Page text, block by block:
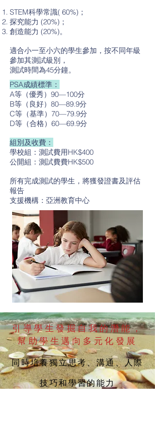
STEM科學常識( 60%)；
探究能力 (20%)；
創造能力 (20%)。
適合小一至小六的學生參加，按不同年級
參加其測試級別，
測試時間為45分鐘。
PSA成績標準：
A等（優秀）90—100分
B等（良好）80—89.9分
C等（基準）70—79.9分
D等（合格）60—69.9分
組別及收費：
學校組：測試費用HK$400
公開組：測試費費HK$500
所有完成測試的學生，將獲發證書及評估
報告
支援機構：亞洲教育中心
引導學生發掘自我的潛能，
幫助學生邁向多元化發展
同時培養獨立思考、溝通、人際
技巧和學習的能力